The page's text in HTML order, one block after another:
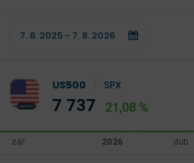
US500 SPX
7 737 21,08 %